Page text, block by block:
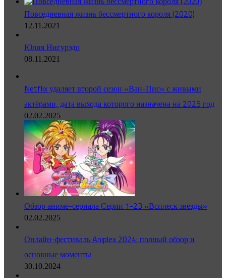
Повседневная жизнь бессмертного короля (2020)
12.11.2021
Юлия Нигурэдо
08.11.2021
Netflix удаляет второй сезон «Ван-Пис» с живыми
актёрами, дата выхода которого назначена на 2025 год
02.02.2025
Обзор аниме-сериала Серии 1-23 «Всплеск звезды»
02.02.2025
Онлайн-фестиваль Aniplex 2024: полный обзор и
основные моменты
30.10.2024